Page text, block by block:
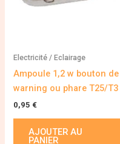
Electricité / Eclairage
Ampoule 1,2 w bouton de
warning ou phare T25/T3
0,95 €
AJOUTER AU
PANIER